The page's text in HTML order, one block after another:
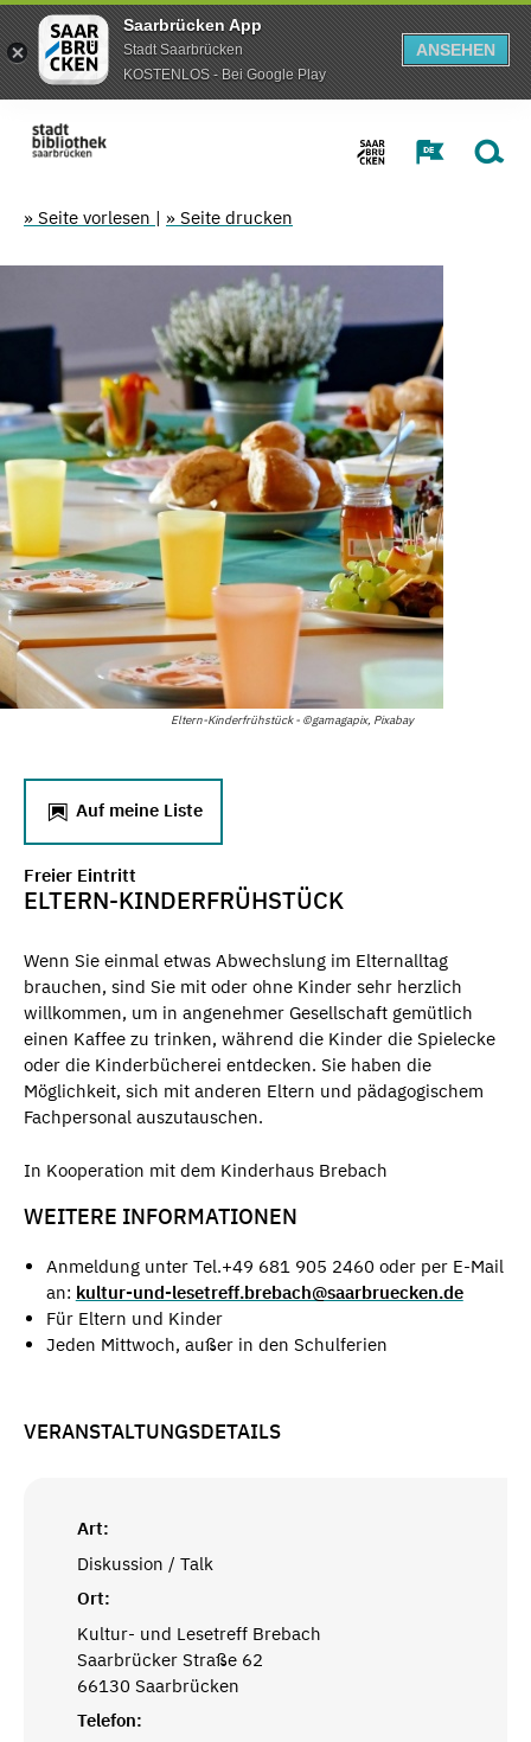
Saarbrücken App
Stadt Saarbrücken
KOSTENLOS - Bei Google Play
ANSEHEN
» Seite vorlesen | » Seite drucken
Eltern-Kinderfrühstück - ©gamagapix, Pixabay
Auf meine Liste
Freier Eintritt
ELTERN-KINDERFRÜHSTÜCK
Wenn Sie einmal etwas Abwechslung im Elternalltag
brauchen, sind Sie mit oder ohne Kinder sehr herzlich
willkommen, um in angenehmer Gesellschaft gemütlich
einen Kaffee zu trinken, während die Kinder die Spielecke
oder die Kinderbücherei entdecken. Sie haben die
Möglichkeit, sich mit anderen Eltern und pädagogischem
Fachpersonal auszutauschen.
In Kooperation mit dem Kinderhaus Brebach
WEITERE INFORMATIONEN
Anmeldung unter Tel.+49 681 905 2460 oder per E-Mail
an: kultur-und-lesetreff.brebach@saarbruecken.de
Für Eltern und Kinder
Jeden Mittwoch, außer in den Schulferien
VERANSTALTUNGSDETAILS
Art:
Diskussion / Talk
Ort:
Kultur- und Lesetreff Brebach
Saarbrücker Straße 62
66130 Saarbrücken
Telefon: